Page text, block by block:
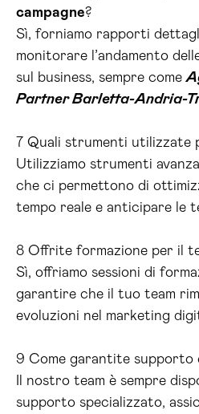
campagne?
Sì, forniamo rapporti
monitorare l’andamento
sul business, sempre come
Partner Barletta-Andria-
7 Quali strumenti utilizzate
Utilizziamo strumenti
che ci permettono di
tempo reale e anticipare le
8 Offrite formazione per il
Sì, offriamo sessioni di
garantire che il tuo team
evoluzioni nel marketing
9 Come garantite supporto
Il nostro team è sempre
supporto specializzato,